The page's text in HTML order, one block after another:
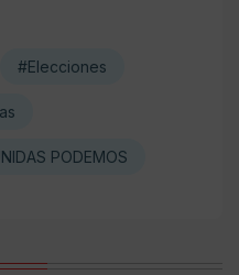
#Elecciones
PODEMOS